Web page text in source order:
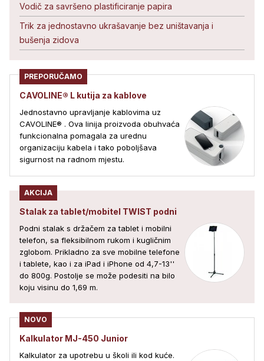
Vodič za savršeno plastificiranje papira
Trik za jednostavno ukrašavanje bez uništavanja i
bušenja zidova
PREPORUČAMO
CAVOLINE® L kutija za kablove
Jednostavno upravljanje kablovima uz
CAVOLINE® . Ova linija proizvoda obuhvaća
funkcionalna pomagala za urednu
organizaciju kabela i tako poboljšava
sigurnost na radnom mjestu.
AKCIJA
Stalak za tablet/mobitel TWIST podni
Podni stalak s držačem za tablet i mobilni
telefon, sa fleksibilnom rukom i kugličnim
zglobom. Prikladno za sve mobilne telefone
i tablete, kao i za iPad i iPhone od 4,7-13''
do 800g. Postolje se može podesiti na bilo
koju visinu do 1,69 m.
NOVO
Kalkulator MJ-450 Junior
Kalkulator za upotrebu u školi ili kod kuće.